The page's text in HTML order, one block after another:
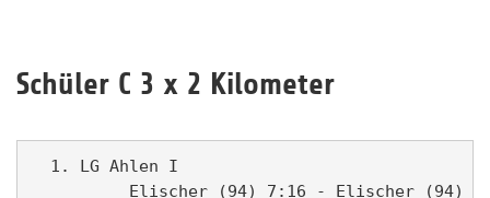
Schüler C 3 x 2 Kilometer
1. LG Ahlen I
Elischer (94) 7:16 - Elischer (94)